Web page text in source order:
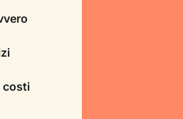
costi